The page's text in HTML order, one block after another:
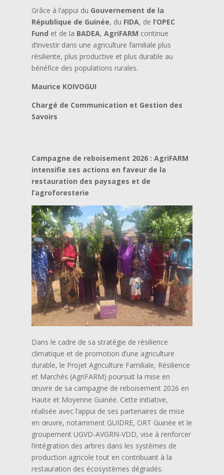
Grâce à l’appui du Gouvernement de la
République de Guinée, du FIDA, de l’OPEC
Fund et de la BADEA,AgriFARM continue
d’investir dans une agriculture familiale plus
résiliente, plus productive et plus durable au
bénéfice des populations rurales.
Maurice KOIVOGUI
Chargé de Communication et Gestion des
Savoirs
Campagne de reboisement 2026 : AgriFARM
intensifie ses actions en faveur de la
restauration des paysages et de
l’agroforesterie
Dans le cadre de sa stratégie de résilience
climatique et de promotion d’une agriculture
durable, le Projet Agriculture Familiale, Résilience
et Marchés (AgriFARM) poursuit la mise en
œuvre de sa campagne de reboisement 2026 en
Haute et Moyenne Guinée. Cette initiative,
réalisée avec l’appui de ses partenaires de mise
en œuvre, notamment GUIDRE, ORT Guinée et le
groupement UGVD-AVGRN-VDD, vise à renforcer
l’intégration des arbres dans les systèmes de
production agricole tout en contribuant à la
restauration des écosystèmes dégradés.